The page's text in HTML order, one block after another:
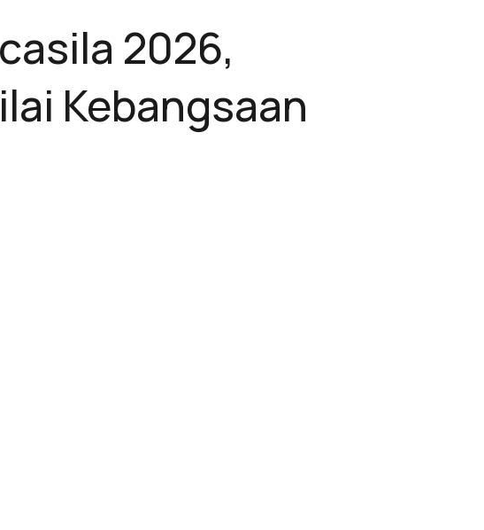
2026,
Kebangsaan